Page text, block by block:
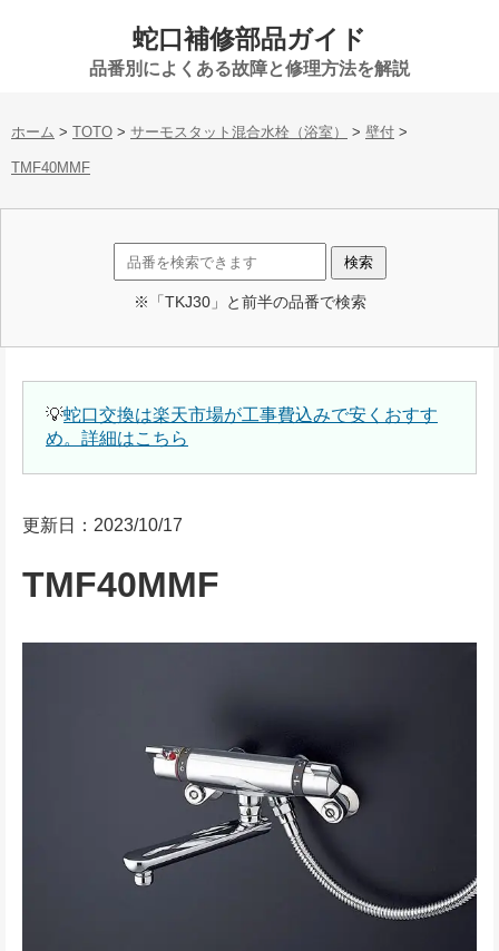
蛇口補修部品ガイド
品番別によくある故障と修理方法を解説
ホーム > TOTO > サーモスタット混合水栓（浴室） > 壁付 >
TMF40MMF
※「TKJ30」と前半の品番で検索
💡蛇口交換は楽天市場が工事費込みで安くおすす
め。詳細はこちら
更新日：2023/10/17
TMF40MMF